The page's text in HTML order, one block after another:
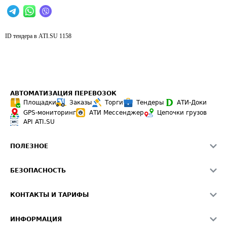
ID тендера в ATI.SU 1158
АВТОМАТИЗАЦИЯ ПЕРЕВОЗОК
Площадки
Заказы Торги Тендеры
АТИ-Доки
GPS-мониторинг
АТИ Мессенджер
Цепочки грузов
API ATI.SU
ПОЛЕЗНОЕ
Звезды ATI.SU на вашем сайте
Средние ставки
БЕЗОПАСНОСТЬ
Светофор+
КОНТАКТЫ И ТАРИФЫ
ИНФОРМАЦИЯ